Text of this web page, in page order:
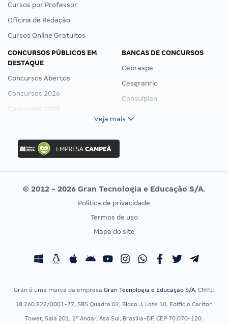
Cursos por Professor
Oficina de Redação
Cursos Online Gratuitos
CONCURSOS PÚBLICOS EM
DESTAQUE
Concursos Abertos
Concursos 2026
Concursos 2025
Concurso Ibama
Concurso MPU
Editais publicados
BANCAS DE CONCURSOS
Cebraspe
Cesgranrio
Consulplan
Vunesp
CONCURSOS POR PROFISSÃO
Concursos Fiscais
EXAME DE ORDEM
Calendário OAB
Veja mais
© 2012 - 2026 Gran Tecnologia e Educação S/A.
Política de privacidade
Termos de uso
Mapa do site
Gran é uma marca da empresa Gran Tecnologia e Educação S/A, CNPJ:
18.260.822/0001-77, SBS Quadra 02, Bloco J, Lote 10, Edifício Carlton
Tower, Sala 201, 2º Andar, Asa Sul, Brasília-DF, CEP 70.070-120.